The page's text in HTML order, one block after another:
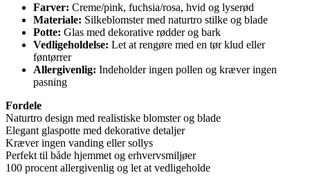
Farver: Creme/pink, fuchsia/rosa, hvid og lyserød
Materiale: Silkeblomster med naturtro stilke og blade
Potte: Glas med dekorative rødder og bark
Vedligeholdelse: Let at rengøre med en tør klud eller
føntørrer
Allergivenlig: Indeholder ingen pollen og kræver ingen
pasning
Fordele
Naturtro design med realistiske blomster og blade
Elegant glaspotte med dekorative detaljer
Kræver ingen vanding eller sollys
Perfekt til både hjemmet og erhvervsmiljøer
100 procent allergivenlig og let at vedligeholde